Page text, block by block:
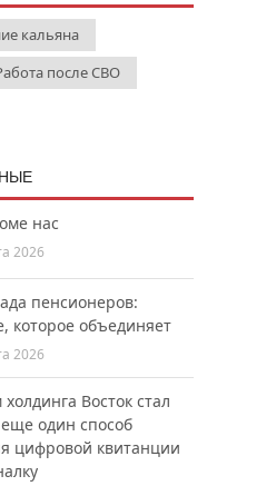
кальяна
после СВО
нас
2026
пенсионеров:
которое объединяет
2026
Восток стал
один способ
цифровой квитанции